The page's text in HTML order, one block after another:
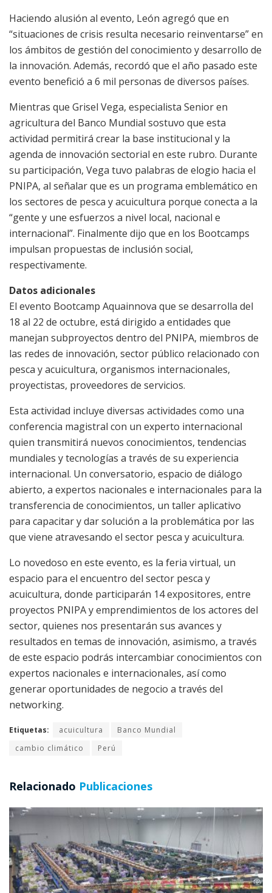
Haciendo alusión al evento, León agregó que en
“situaciones de crisis resulta necesario reinventarse” en
los ámbitos de gestión del conocimiento y desarrollo de
la innovación. Además, recordó que el año pasado este
evento benefició a 6 mil personas de diversos países.
Mientras que Grisel Vega, especialista Senior en
agricultura del Banco Mundial sostuvo que esta
actividad permitirá crear la base institucional y la
agenda de innovación sectorial en este rubro. Durante
su participación, Vega tuvo palabras de elogio hacia el
PNIPA, al señalar que es un programa emblemático en
los sectores de pesca y acuicultura porque conecta a la
“gente y une esfuerzos a nivel local, nacional e
internacional”. Finalmente dijo que en los Bootcamps
impulsan propuestas de inclusión social,
respectivamente.
Datos adicionales
El evento Bootcamp Aquainnova que se desarrolla del
18 al 22 de octubre, está dirigido a entidades que
manejan subproyectos dentro del PNIPA, miembros de
las redes de innovación, sector público relacionado con
pesca y acuicultura, organismos internacionales,
proyectistas, proveedores de servicios.
Esta actividad incluye diversas actividades como una
conferencia magistral con un experto internacional
quien transmitirá nuevos conocimientos, tendencias
mundiales y tecnologías a través de su experiencia
internacional. Un conversatorio, espacio de diálogo
abierto, a expertos nacionales e internacionales para la
transferencia de conocimientos, un taller aplicativo
para capacitar y dar solución a la problemática por las
que viene atravesando el sector pesca y acuicultura.
Lo novedoso en este evento, es la feria virtual, un
espacio para el encuentro del sector pesca y
acuicultura, donde participarán 14 expositores, entre
proyectos PNIPA y emprendimientos de los actores del
sector, quienes nos presentarán sus avances y
resultados en temas de innovación, asimismo, a través
de este espacio podrás intercambiar conocimientos con
expertos nacionales e internacionales, así como
generar oportunidades de negocio a través del
networking.
Etiquetas: acuicultura
Banco Mundial
cambio climático
Perú
Relacionado Publicaciones